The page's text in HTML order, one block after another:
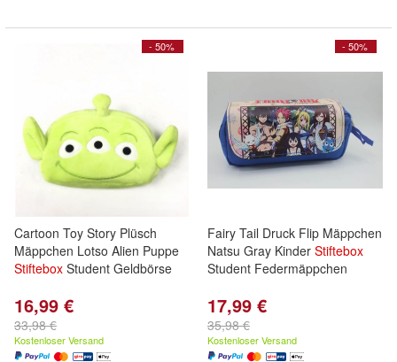
- 50%
Cartoon Toy Story Plüsch
Mäppchen Lotso Alien Puppe
Stiftebox Student Geldbörse
16,99 €
33,98 €
Kostenloser Versand
- 50%
Fairy Tail Druck Flip Mäppchen
Natsu Gray Kinder Stiftebox
Student Federmäppchen
17,99 €
35,98 €
Kostenloser Versand